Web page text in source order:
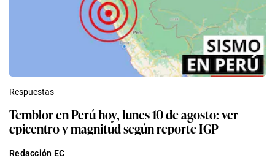
Respuestas
Temblor en Perú hoy, lunes 10 de agosto: ver
epicentro y magnitud según reporte IGP
Redacción EC